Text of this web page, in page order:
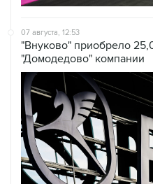
07 августа, 12:53
"Внуково" приобрело
"Домодедово" компании